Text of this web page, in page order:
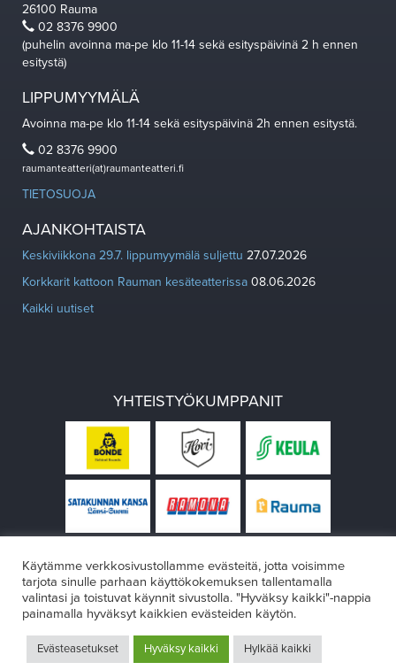
26100 Rauma
02 8376 9900
(puhelin avoinna ma-pe klo 11-14 sekä esityspäivinä 2 h ennen
esitystä)
LIPPUMYYMÄLÄ
Avoinna ma-pe klo 11-14 sekä esityspäivinä 2h ennen esitystä.
02 8376 9900
raumanteatteri(at)raumanteatteri.fi
TIETOSUOJA
AJANKOHTAISTA
Keskiviikkona 29.7. lippumyymälä suljettu 27.07.2026
Korkkarit kattoon Rauman kesäteatterissa 08.06.2026
Kaikki uutiset
YHTEISTYÖKUMPPANIT
Design:VÄRIKÄS
Käytämme verkkosivustollamme evästeitä, jotta voisimme
tarjota sinulle parhaan käyttökokemuksen tallentamalla
valintasi ja toistuvat käynnit sivustolla. "Hyväksy kaikki"-nappia
painamalla hyväksyt kaikkien evästeiden käytön.
Evästeasetukset Hyväksy kaikki Hylkää kaikki